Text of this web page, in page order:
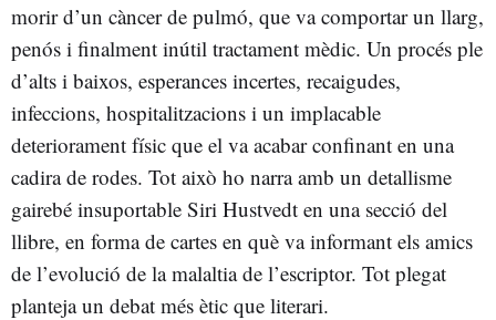
morir d’un càncer de pulmó, que va comportar un llarg,
penós i finalment inútil tractament mèdic. Un procés ple
d’alts i baixos, esperances incertes, recaigudes,
infeccions, hospitalitzacions i un implacable
deteriorament físic que el va acabar confinant en una
cadira de rodes. Tot això ho narra amb un detallisme
gairebé insuportable Siri Hustvedt en una secció del
llibre, en forma de cartes en què va informant els amics
de l’evolució de la malaltia de l’escriptor. Tot plegat
planteja un debat més ètic que literari.